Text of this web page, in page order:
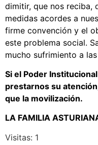
dimitir, que nos reciba,
medidas acordes a
firme convención y el
este problema social.
mucho sufrimiento a
Si el Poder
prestarnos su
que la movilización.
LA FAMILIA
Visitas: 1